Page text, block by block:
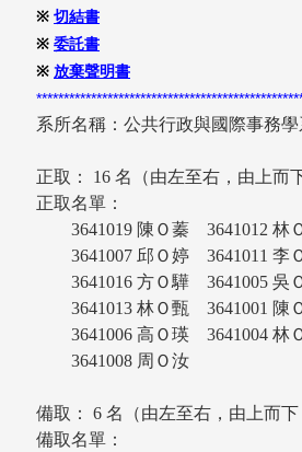
※ 切結書
※ 委託書
※ 放棄聲明書
系所名稱：公共行政與國際事務
正取： 16 名（由左至右，由上
正取名單：
3641019 陳Ｏ蓁 3641012
3641007 邱Ｏ婷 3641011
3641016 方Ｏ驊 3641005
3641013 林Ｏ甄 3641001
3641006 高Ｏ瑛 3641004
3641008 周Ｏ汝
備取： 6 名（由左至右，由上而
備取名單：